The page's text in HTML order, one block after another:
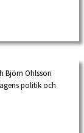
Björn Ohlsson
politik och